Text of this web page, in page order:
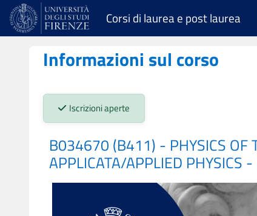
Vai al contenuto principale
Corsi di laurea e post laurea
Informazioni sul corso
Stato iscrizioni:
Iscrizioni aperte
B034670 (B411) - PHYSICS OF
APPLICATA/APPLIED